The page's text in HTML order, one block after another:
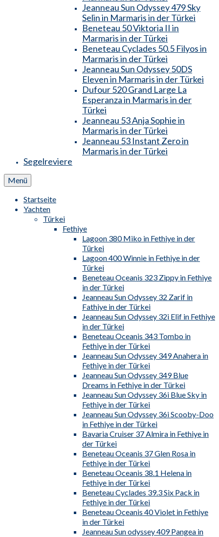
Jeanneau Sun Odyssey 479 Sky
Selin in Marmaris in der Türkei
Beneteau 50 Viktoria II in
Marmaris in der Türkei
Beneteau Cyclades 50.5 Filyos in
Marmaris in der Türkei
Jeanneau Sun Odyssey 50DS
Eleven in Marmaris in der Türkei
Dufour 520 Grand Large La
Esperanza in Marmaris in der
Türkei
Jeanneau 53 Anja Sophie in
Marmaris in der Türkei
Jeanneau 53 Instant Zero in
Marmaris in der Türkei
Segelreviere
Menü
Startseite
Yachten
Türkei
Fethiye
Lagoon 380 Miko in Fethiye in der
Türkei
Lagoon 400 Winnie in Fethiye in der
Türkei
Beneteau Oceanis 323 Zippy in Fethiye
in der Türkei
Jeanneau Sun Odyssey 32 Zarif in
Fathiye in der Türkei
Jeanneau Sun Odyssey 32i Elif in Fethiye
in der Türkei
Beneteau Oceanis 343 Tombo in
Fethiye in der Türkei
Jeanneau Sun Odyssey 349 Anahera in
Fethiye in der Türkei
Jeanneau Sun Odyssey 349 Blue
Dreams in Fethiye in der Türkei
Jeanneau Sun Odyssey 36i Blue Sky in
Fethiye in der Türkei
Jeanneau Sun Odyssey 36i Scooby-Doo
in Fethiye in der Türkei
Bavaria Cruiser 37 Almira in Fethiye in
der Türkei
Beneteau Oceanis 37 Glen Rosa in
Fethiye in der Türkei
Beneteau Oceanis 38.1 Helena in
Fethiye in der Türkei
Beneteau Cyclades 39.3 Six Pack in
Fethiye in der Türkei
Beneteau Oceanis 40 Violet in Fethiye
in der Türkei
Jeanneau Sun odyssey 409 Pangea in